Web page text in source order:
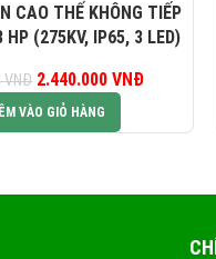
CAO THẾ KHÔNG TIẾP
HP (275KV, IP65, 3 LED)
VNĐ
Giá gốc là:
3.294.000 VNĐ.
2.440.000VNĐ
VÀO GIỎ HÀNG